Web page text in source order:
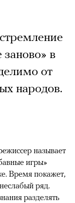
заново» в
от
народов.
называет
игры»
Время покажет,
ряд.
разделять